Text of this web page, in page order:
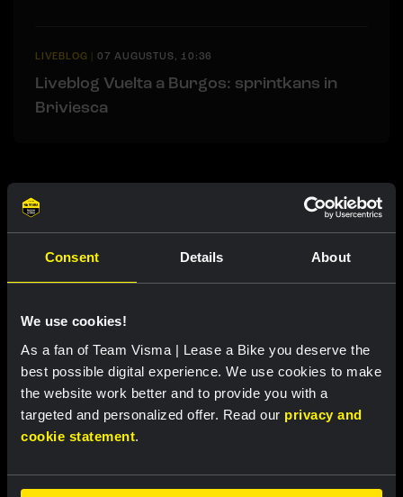
Consent Details About
We use cookies!
As a fan of Team Visma | Lease a Bike you deserve the
best possible digital experience. We use cookies to make
the website work better and to provide you with a
targeted and personalized offer. Read our privacy and
cookie statement.
LIVEBLOG 07 AUGUSTUS, 10:36
Liveblog Vuelta a Burgos: sprintkans in
Briviesca
Gerelateerde updates
RACE REPORT | 7 AUG, 18:57